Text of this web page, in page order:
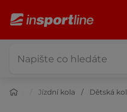
Jízdní kola Dětská